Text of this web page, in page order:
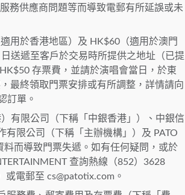
務供應商問題等而導致電郵有所延誤或未
用於香港地區）及 HK$60（適用於澳門
送遞至客戶於交易時所提供之地址（已提
存票費，並請於演唱會當日，於東
最終領取門票安排或有所調整，詳情請向
訂單。
有限公司（下稱「中銀香港」）、中銀信
限公司（下稱「主辦機構」）及 PATO
料而導致門票失遞。如有任何疑問，或於
查詢熱線（852）3628
或電郵至 cs@patotix.com 。